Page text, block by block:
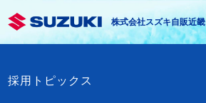
株式会社スズキ自販近畿
採用トピックス